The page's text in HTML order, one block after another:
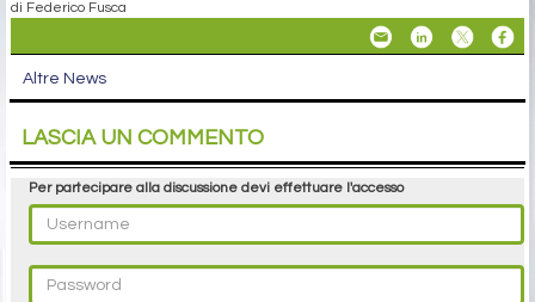
di Federico Fusca
Altre News
LASCIA UN COMMENTO
Per partecipare alla discussione devi effettuare l'accesso